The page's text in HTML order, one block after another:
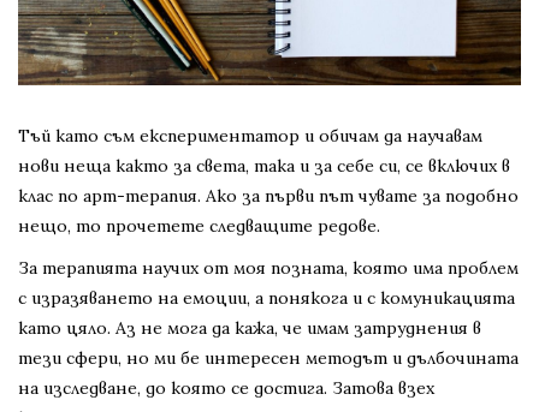
Тъй като съм експериментатор и обичам да научавам
нови неща както за света, така и за себе си, се включих в
клас по арт-терапия. Ако за първи път чувате за подобно
нещо, то прочетете следващите редове.
За терапията научих от моя позната, която има проблем
с изразяването на емоции, а понякога и с комуникацията
като цяло. Аз не мога да кажа, че имам затруднения в
тези сфери, но ми бе интересен методът и дълбочината
на изследване, до която се достига. Затова взех